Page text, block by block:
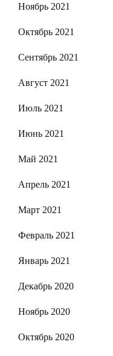
Ноябрь 2021
Октябрь 2021
Сентябрь 2021
Август 2021
Июль 2021
Июнь 2021
Май 2021
Апрель 2021
Март 2021
Февраль 2021
Январь 2021
Декабрь 2020
Ноябрь 2020
Октябрь 2020